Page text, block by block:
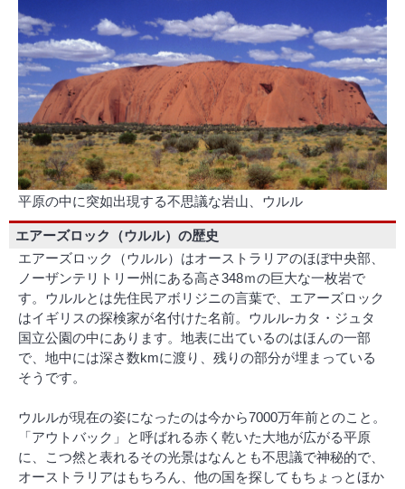
平原の中に突如出現する不思議な岩山、ウルル
エアーズロック（ウルル）の歴史
エアーズロック（ウルル）はオーストラリアのほぼ中央部、
ノーザンテリトリー州にある高さ348ｍの巨大な一枚岩で
す。ウルルとは先住民アボリジニの言葉で、エアーズロック
はイギリスの探検家が名付けた名前。ウルル-カタ・ジュタ
国立公園の中にあります。地表に出ているのはほんの一部
で、地中には深さ数kmに渡り、残りの部分が埋まっている
そうです。
ウルルが現在の姿になったのは今から7000万年前とのこと。
「アウトバック」と呼ばれる赤く乾いた大地が広がる平原
に、こつ然と表れるその光景はなんとも不思議で神秘的で、
オーストラリアはもちろん、他の国を探してもちょっとほか